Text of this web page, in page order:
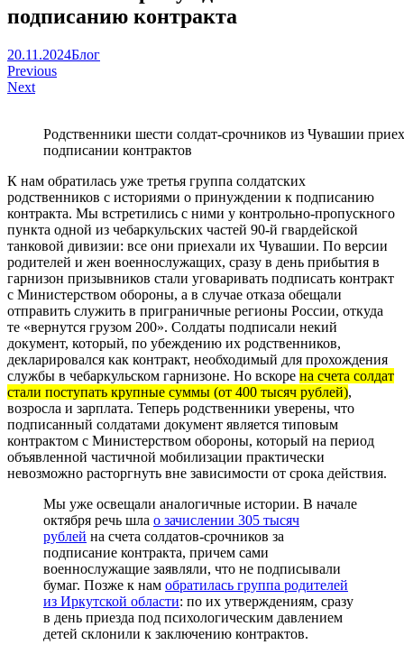
подписанию контракта
Артем
Краснов
20.11.2024Блог
Навигация
по
Previous
Next
Родственники шести солдат-срочников из Чувашии
подписании контрактов
К нам обратилась уже третья группа солдатских
родственников с историями о принуждении к подписанию
контракта. Мы встретились с ними у контрольно-пропускного
пункта одной из чебаркульских частей 90-й гвардейской
танковой дивизии: все они приехали их Чувашии. По версии
родителей и жен военнослужащих, сразу в день прибытия в
гарнизон призывников стали уговаривать подписать контракт
с Министерством обороны, а в случае отказа обещали
отправить служить в приграничные регионы России, откуда
те «вернутся грузом 200». Солдаты подписали некий
документ, который, по убеждению их родственников,
декларировался как контракт, необходимый для прохождения
службы в чебаркульском гарнизоне. Но вскоре на счета солдат
стали поступать крупные суммы (от 400 тысяч рублей),
возросла и зарплата. Теперь родственники уверены, что
подписанный солдатами документ является типовым
контрактом с Министерством обороны, который на период
объявленной частичной мобилизации практически
невозможно расторгнуть вне зависимости от срока действия.
Мы уже освещали аналогичные истории. В начале
октября речь шла о зачислении 305 тысяч
рублей на счета солдатов-срочников за
подписание контракта, причем сами
военнослужащие заявляли, что не подписывали
бумаг. Позже к нам обратилась группа родителей
из Иркутской области: по их утверждениям, сразу
в день приезда под психологическим давлением
детей склонили к заключению контрактов.